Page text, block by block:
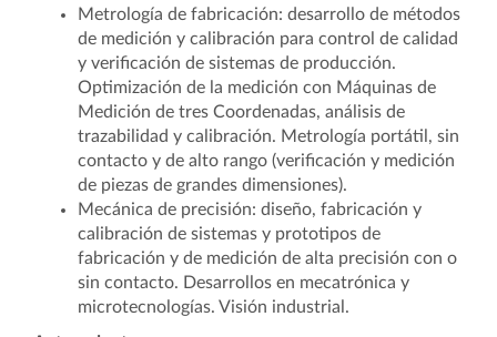
Metrología de fabricación: desarrollo de métodos
de medición y calibración para control de calidad
y verificación de sistemas de producción.
Optimización de la medición con Máquinas de
Medición de tres Coordenadas, análisis de
trazabilidad y calibración. Metrología portátil, sin
contacto y de alto rango (verificación y medición
de piezas de grandes dimensiones).
Mecánica de precisión: diseño, fabricación y
calibración de sistemas y prototipos de
fabricación y de medición de alta precisión con o
sin contacto. Desarrollos en mecatrónica y
microtecnologías. Visión industrial.